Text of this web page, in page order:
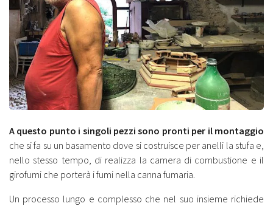
A questo punto i singoli pezzi sono pronti per il montaggio
che si fa su un basamento dove si costruisce per anelli la stufa e,
nello stesso tempo, di realizza la camera di combustione e il
girofumi che porterà i fumi nella canna fumaria.
Un processo lungo e complesso che nel suo insieme richiede